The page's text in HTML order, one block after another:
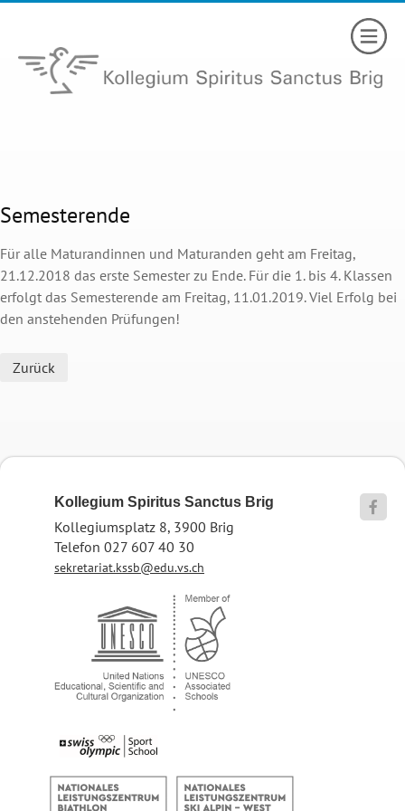
Semesterende
Für alle Maturandinnen und Maturanden geht am Freitag,
21.12.2018 das erste Semester zu Ende. Für die 1. bis 4. Klassen
erfolgt das Semesterende am Freitag, 11.01.2019. Viel Erfolg bei
den anstehenden Prüfungen!
Zurück
Kollegium Spiritus Sanctus Brig
Kollegiumsplatz 8, 3900 Brig
Telefon 027 607 40 30
sekretariat.kssb@edu.vs.ch
